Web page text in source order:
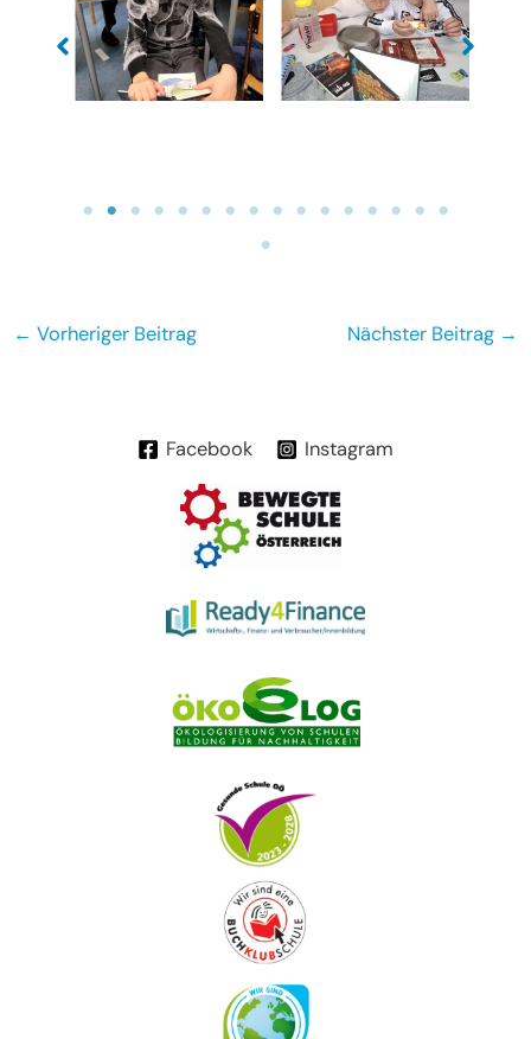
Beitragsnavigation
← Vorheriger Beitrag Nächster Beitrag →
Facebook Instagram